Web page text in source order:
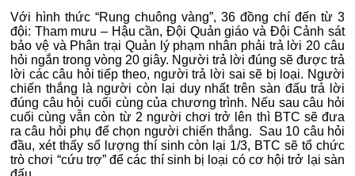
Với hình thức “Rung chuông vàng”, 36 đồng chí đến từ 3
đội: Tham mưu – Hậu cần, Đội Quản giáo và Đội Cảnh sát
bảo vệ và Phân trại Quản lý phạm nhân phải trả lời 20 câu
hỏi ngắn trong vòng 20 giây. Người trả lời đúng sẽ được trả
lời các câu hỏi tiếp theo, người trả lời sai sẽ bị loại. Người
chiến thắng là người còn lại duy nhất trên sàn đấu trả lời
đúng câu hỏi cuối cùng của chương trình. Nếu sau câu hỏi
cuối cùng vẫn còn từ 2 người chơi trở lên thì BTC sẽ đưa
ra câu hỏi phụ để chọn người chiến thắng. Sau 10 câu hỏi
đầu, xét thấy số lượng thí sinh còn lại 1/3, BTC sẽ tổ chức
trò chơi “cứu trợ” để các thí sinh bị loại có cơ hội trở lại sàn